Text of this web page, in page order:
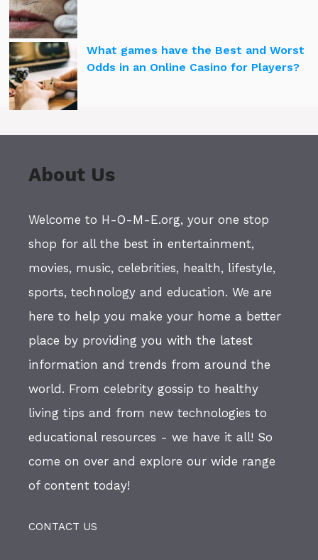
What games have the Best and Worst
Odds in an Online Casino for Players?
About Us
Welcome to H-O-M-E.org, your one stop
shop for all the best in entertainment,
movies, music, celebrities, health, lifestyle,
sports, technology and education. We are
here to help you make your home a better
place by providing you with the latest
information and trends from around the
world. From celebrity gossip to healthy
living tips and from new technologies to
educational resources - we have it all! So
come on over and explore our wide range
of content today!
CONTACT US